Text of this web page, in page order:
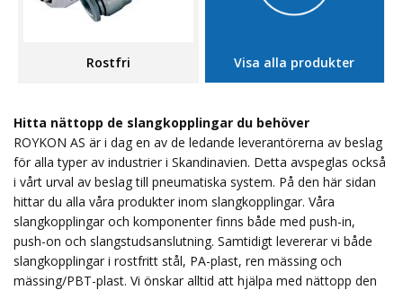
Rostfri Visa alla produkter
Hitta nättopp de slangkopplingar du behöver
ROYKON AS är i dag en av de ledande leverantörerna av beslag
för alla typer av industrier i Skandinavien. Detta avspeglas också
i vårt urval av beslag till pneumatiska system. På den här sidan
hittar du alla våra produkter inom slangkopplingar. Våra
slangkopplingar och komponenter finns både med push-in,
push-on och slangstudsanslutning. Samtidigt levererar vi både
slangkopplingar i rostfritt stål, PA-plast, ren mässing och
mässing/PBT-plast. Vi önskar alltid att hjälpa med nättopp den